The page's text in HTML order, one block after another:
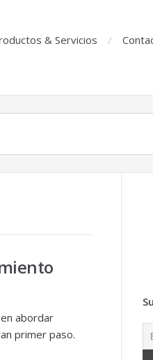
& Servicios
abordar
primer paso.